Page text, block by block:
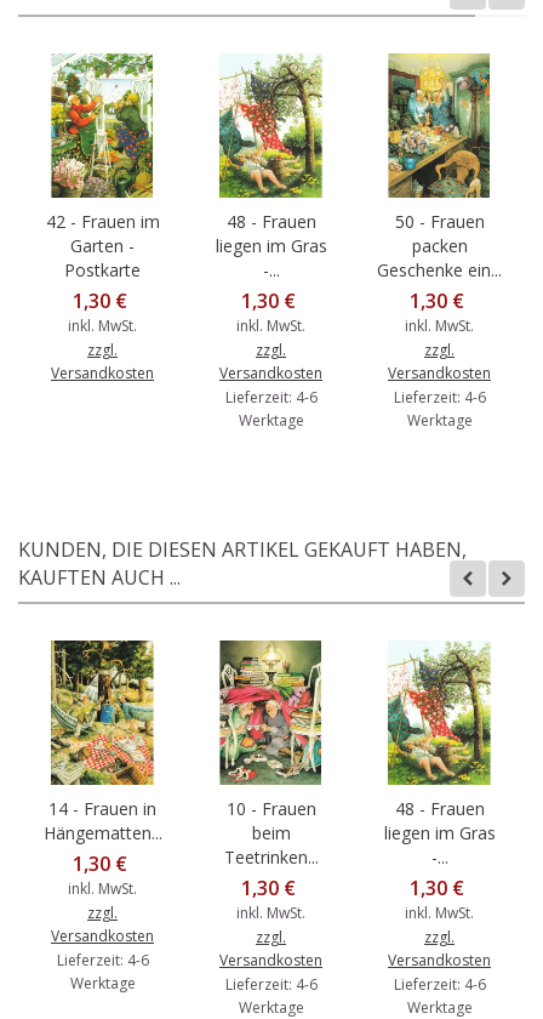
42 - Frauen im
Garten -
Postkarte
1,30 €
inkl. MwSt.
zzgl.
Versandkosten
48 - Frauen
liegen im Gras
-...
1,30 €
inkl. MwSt.
zzgl.
Versandkosten
Lieferzeit: 4-6
Werktage
50 - Frauen
packen
Geschenke ein...
1,30 €
inkl. MwSt.
zzgl.
Versandkosten
Lieferzeit: 4-6
Werktage
KUNDEN, DIE DIESEN ARTIKEL GEKAUFT HABEN,
KAUFTEN AUCH ...
14 - Frauen in
Hängematten...
1,30 €
inkl. MwSt.
zzgl.
Versandkosten
Lieferzeit: 4-6
Werktage
10 - Frauen
beim
Teetrinken...
1,30 €
inkl. MwSt.
zzgl.
Versandkosten
Lieferzeit: 4-6
Werktage
48 - Frauen
liegen im Gras
-...
1,30 €
inkl. MwSt.
zzgl.
Versandkosten
Lieferzeit: 4-6
Werktage